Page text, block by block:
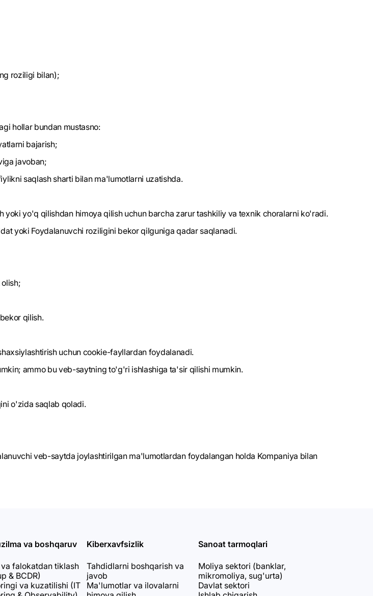
roziligi bilan);
hollar bundan mustasno:
bajarish;
javoban;
saqlash sharti bilan ma'lumotlarni uzatishda.
yoki yo'q qilishdan himoya qilish uchun barcha zarur tashkiliy va texnik choralarni ko'radi.
yoki Foydalanuvchi roziligini bekor qilguniga qadar saqlanadi.
qilish.
uchun cookie-fayllardan foydalanadi.
ammo bu veb-saytning to'g'ri ishlashiga ta'sir qilishi mumkin.
o'zida saqlab qoladi.
veb-saytda joylashtirilgan ma'lumotlardan foydalangan holda Kompaniya bilan
va boshqaruv
falokatdan tiklash
& BCDR)
va kuzatilishi (IT
Kiberxavfsizlik
Tahdidlarni boshqarish va
javob
Ma'lumotlar va ilovalarni
Sanoat tarmoqlari
Moliya sektori (banklar,
mikromoliya, sug'urta)
Davlat sektori